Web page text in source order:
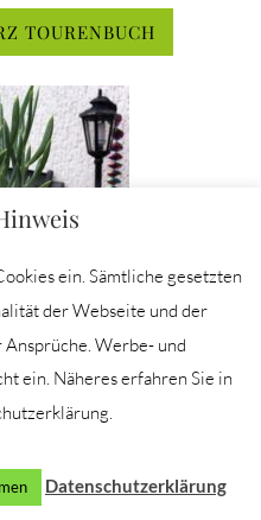
TOURENBUCH
Borderherz
ein. Sämtliche gesetzten
der Webseite und der
Werbe- und
ein. Näheres erfahren Sie in
Datenschutzerklärung